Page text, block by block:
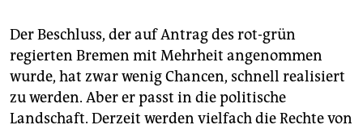
Der Beschluss, der auf Antrag des rot-grün
regierten Bremen mit Mehrheit angenommen
wurde, hat zwar wenig Chancen, schnell realisiert
zu werden. Aber er passt in die politische
Landschaft. Derzeit werden vielfach die Rechte von